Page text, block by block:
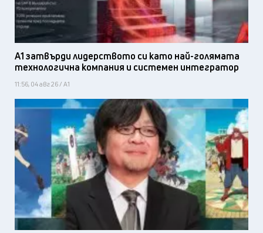
А1 затвърди лидерството си като най-голямата
технологична компания и системен интегратор
11:56, 04 авг 26 / А1